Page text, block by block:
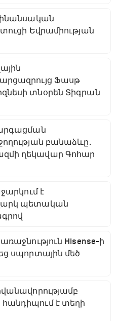
Եվրամիության
Ֆասթ
տնօրեն Տիգրան
բանաձևը․
ղեկավար Գոհար
է
պետական
Hisense-ի
սպորտային մեծ
է տեղի